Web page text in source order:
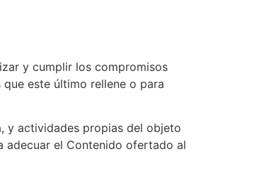
y cumplir los compromisos
este último rellene o para
y actividades propias del objeto
adecuar el Contenido ofertado al